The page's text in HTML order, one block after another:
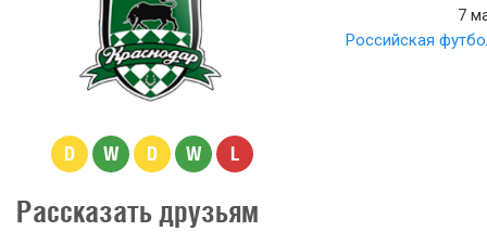
D W D W L
7
Российская
Рассказать друзьям